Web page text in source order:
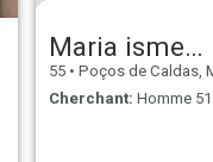
Maria ismeria
55 • Poços de Caldas, Minas Gerais,
Cherchant: Homme